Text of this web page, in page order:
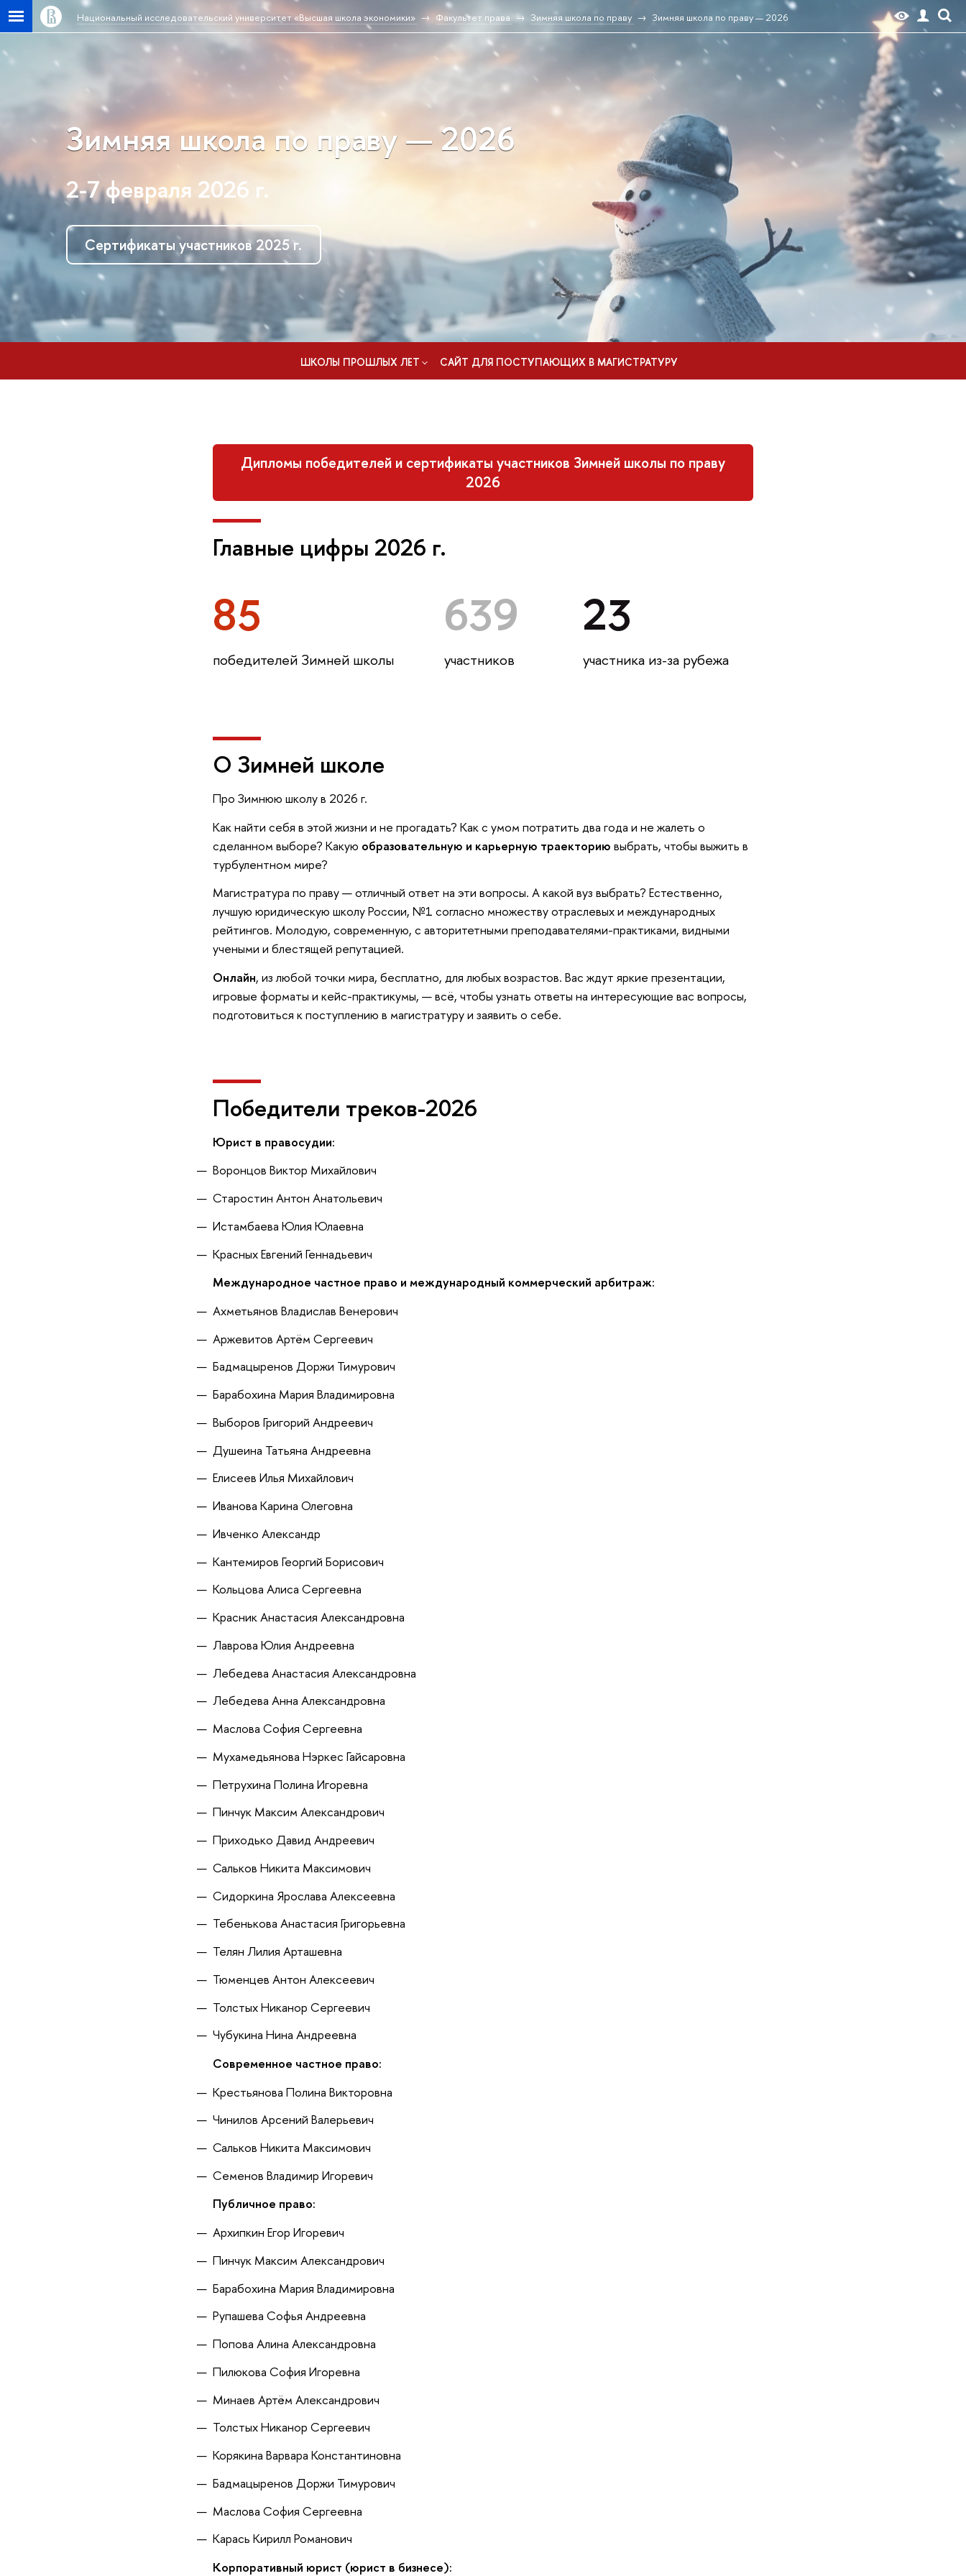
Национальный исследовательский университет «Высшая школа экономики» Факультет права Зимняя школа по праву Зимняя школа по праву — 2026
Зимняя школа по праву — 2026
2-7 февраля 2026 г.
Сертификаты участников 2025 г.
ШКОЛЫ ПРОШЛЫХ ЛЕТ САЙТ ДЛЯ ПОСТУПАЮЩИХ В МАГИСТРАТУРУ
Дипломы победителей и сертификаты участников Зимней школы по праву
2026
Главные цифры 2026 г.
85
победителей Зимней школы
639
участников
23
участника из-за рубежа
О Зимней школе
Про Зимнюю школу в 2026 г.
Как найти себя в этой жизни и не прогадать? Как с умом потратить два года и не жалеть о
сделанном выборе? Какую образовательную и карьерную траекторию выбрать, чтобы выжить в
турбулентном мире?
Магистратура по праву — отличный ответ на эти вопросы. А какой вуз выбрать? Естественно,
лучшую юридическую школу России, №1 согласно множеству отраслевых и международных
рейтингов. Молодую, современную, с авторитетными преподавателями-практиками, видными
учеными и блестящей репутацией.
Онлайн, из любой точки мира, бесплатно, для любых возрастов. Вас ждут яркие презентации,
игровые форматы и кейс-практикумы, — всё, чтобы узнать ответы на интересующие вас вопросы,
подготовиться к поступлению в магистратуру и заявить о себе.
Победители треков-2026
Юрист в правосудии:
Воронцов Виктор Михайлович
Старостин Антон Анатольевич
Истамбаева Юлия Юлаевна
Красных Евгений Геннадьевич
Международное частное право и международный коммерческий арбитраж:
Ахметьянов Владислав Венерович
Аржевитов Артём Сергеевич
Бадмацыренов Доржи Тимурович
Барабохина Мария Владимировна
Выборов Григорий Андреевич
Душеина Татьяна Андреевна
Елисеев Илья Михайлович
Иванова Карина Олеговна
Ивченко Александр
Кантемиров Георгий Борисович
Кольцова Алиса Сергеевна
Красник Анастасия Александровна
Лаврова Юлия Андреевна
Лебедева Анастасия Александровна
Лебедева Анна Александровна
Маслова София Сергеевна
Мухамедьянова Нэркес Гайсаровна
Петрухина Полина Игоревна
Пинчук Максим Александрович
Приходько Давид Андреевич
Сальков Никита Максимович
Сидоркина Ярослава Алексеевна
Тебенькова Анастасия Григорьевна
Телян Лилия Арташевна
Тюменцев Антон Алексеевич
Толстых Никанор Сергеевич
Чубукина Нина Андреевна
Современное частное право:
Крестьянова Полина Викторовна
Чинилов Арсений Валерьевич
Сальков Никита Максимович
Семенов Владимир Игоревич
Публичное право:
Архипкин Егор Игоревич
Пинчук Максим Александрович
Барабохина Мария Владимировна
Рупашева Софья Андреевна
Попова Алина Александровна
Пилюкова София Игоревна
Минаев Артём Александрович
Толстых Никанор Сергеевич
Корякина Варвара Константиновна
Бадмацыренов Доржи Тимурович
Маслова София Сергеевна
Карась Кирилл Романович
Корпоративный юрист (юрист в бизнесе):